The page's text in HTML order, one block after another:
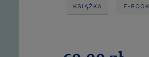
KSIĄŻKA E-BOOK